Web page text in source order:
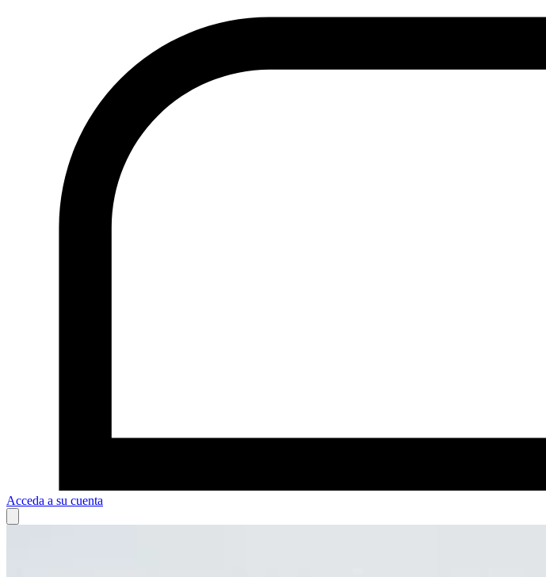
Acceda a su cuenta